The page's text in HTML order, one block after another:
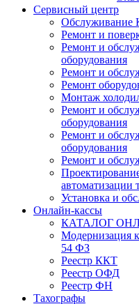
Сервисный центр
Обслуживание
Ремонт и
Ремонт и
оборудования
Ремонт и
Ремонт
Монтаж
Ремонт и
оборудования
Ремонт и
оборудования
Ремонт и
автоматизации
Установка и
Онлайн-кассы
КАТАЛОГ
Модернизация
54 ФЗ
Реестр ККТ
Реестр ОФД
Реестр ФН
Тахографы